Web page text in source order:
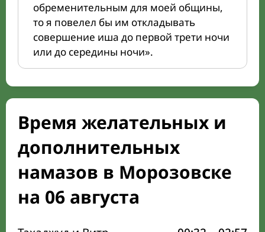
обременительным для моей общины,
то я повелел бы им откладывать
совершение иша до первой трети ночи
или до середины ночи».
Время желательных и
дополнительных
намазов в Морозовске
на 06 августа